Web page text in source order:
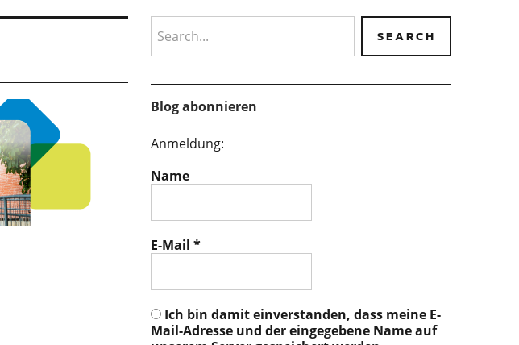
Blog abonnieren
Anmeldung:
Name
E-Mail *
Ich bin damit einverstanden, dass meine E-
Mail-Adresse und der eingegebene Name auf